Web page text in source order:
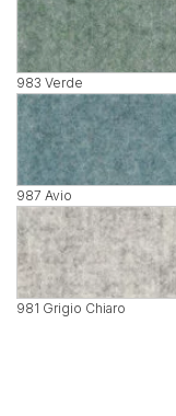
983 Verde
987 Avio
981 Grigio Chiaro